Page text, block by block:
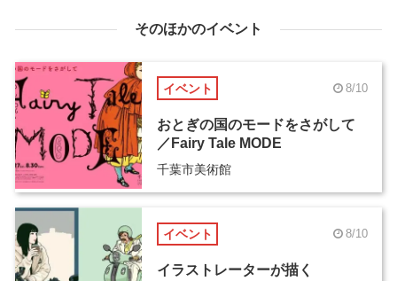
そのほかのイベント
イベント 8/10
おとぎの国のモードをさがして
／Fairy Tale MODE
千葉市美術館
イベント 8/10
イラストレーターが描く